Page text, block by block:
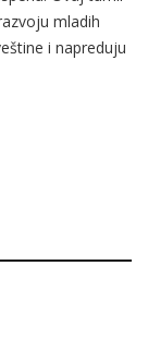
mladih
i napreduju